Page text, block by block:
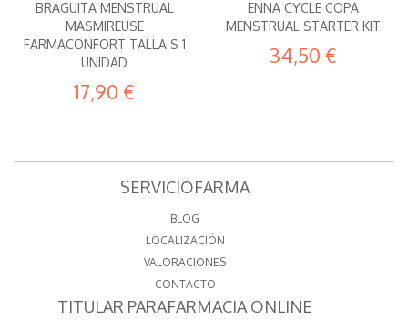
BRAGUITA MENSTRUAL
MASMIREUSE
FARMACONFORT TALLA S 1
UNIDAD
17,90 €
ENNA CYCLE COPA
MENSTRUAL STARTER KIT
34,50 €
SERVICIOFARMA
BLOG
LOCALIZACIÓN
VALORACIONES
CONTACTO
TITULAR PARAFARMACIA ONLINE